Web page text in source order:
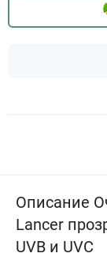
Описание
Lancer
UVB и UVC